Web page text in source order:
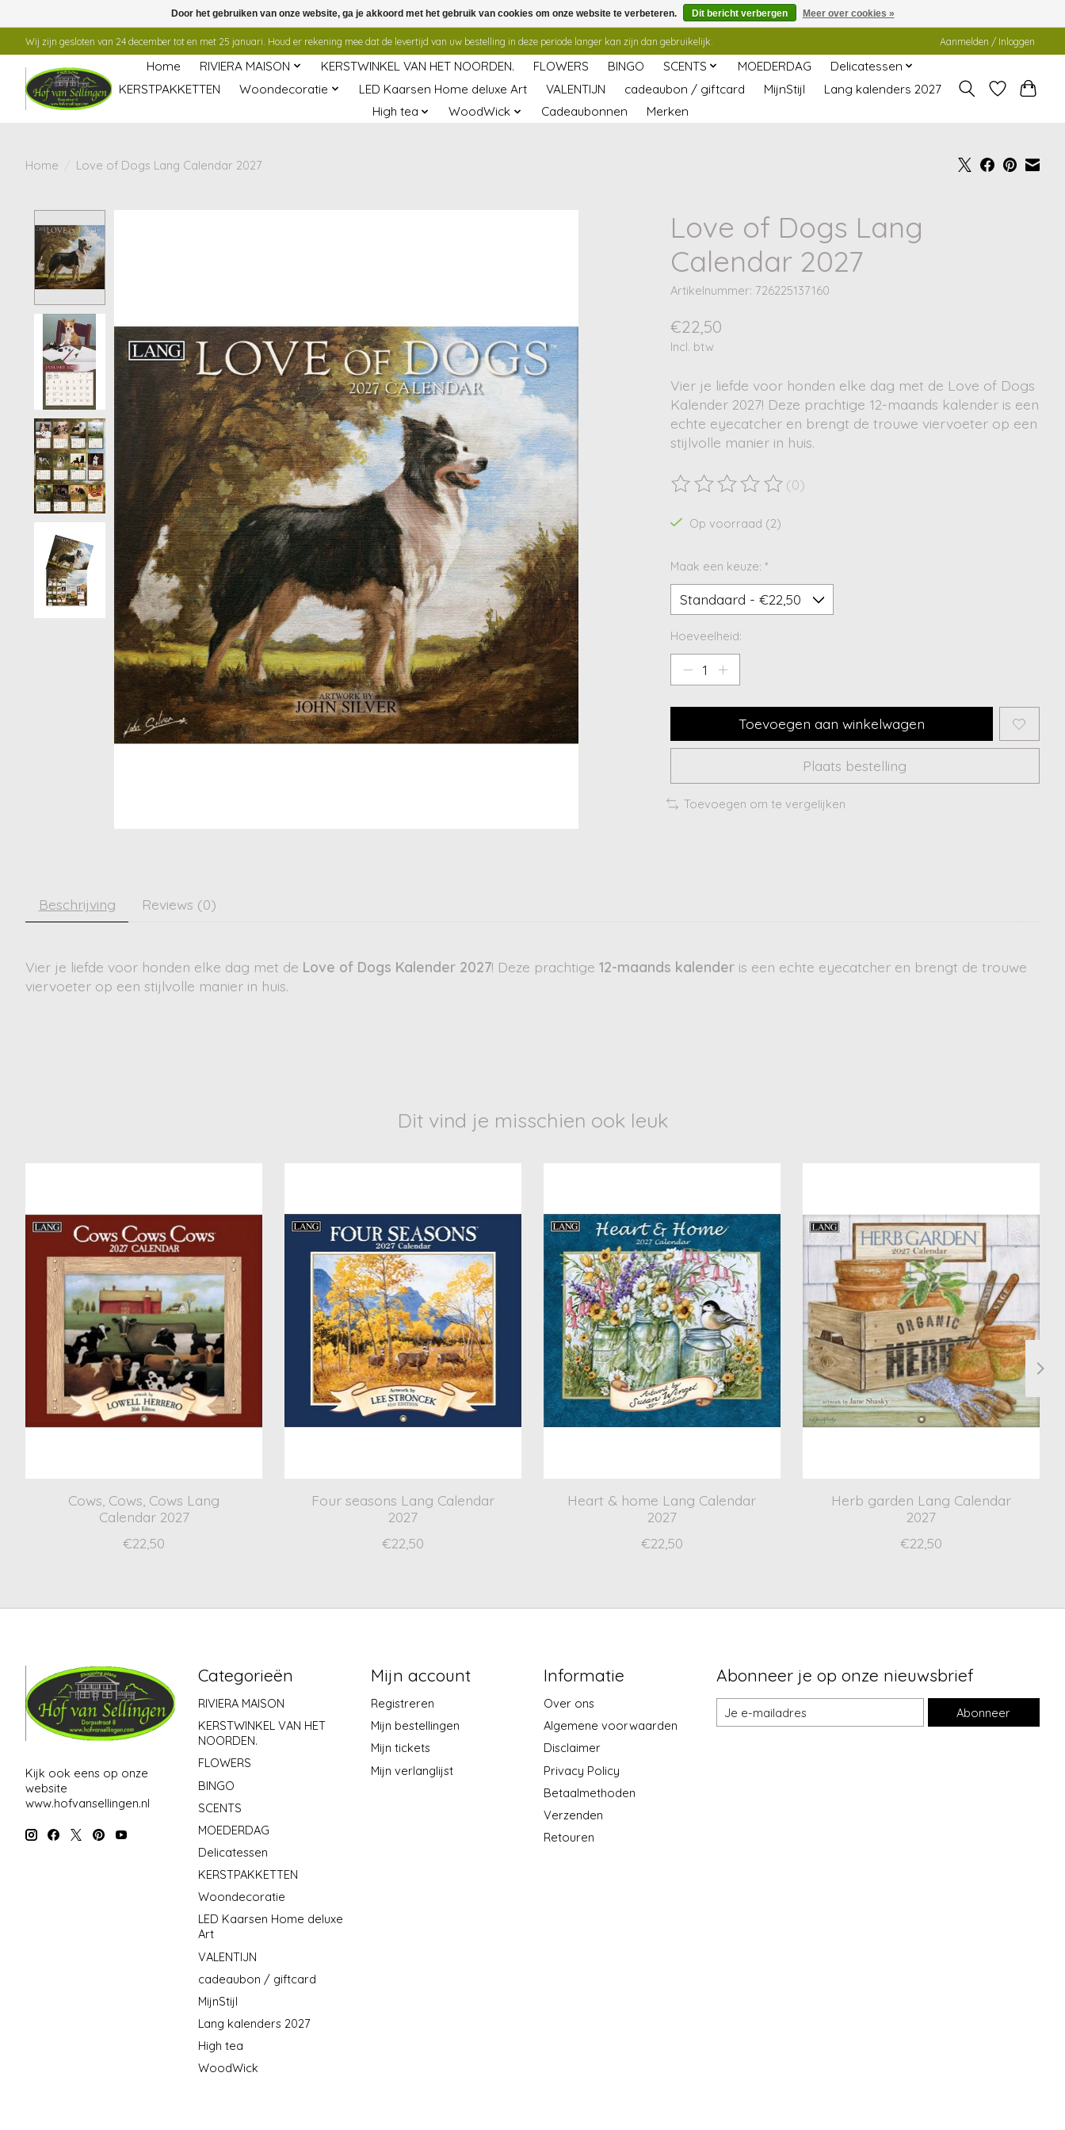
Wij zijn gesloten van 24 december tot en met 25 januari. Houd er rekening mee dat de levertijd van uw bestelling in deze periode langer kan zijn dan gebruikelijk. Aanmelden / Inloggen
Home RIVIERA MAISON KERSTWINKEL VAN HET NOORDEN. FLOWERS BINGO SCENTS MOEDERDAG
Delicatessen
KERSTPAKKETTEN
Woondecoratie LED Kaarsen Home deluxe Art VALENTIJN cadeaubon / giftcard MijnStijl
Lang kalenders 2027
High tea
WoodWick Cadeaubonnen Merken
Home Love of Dogs Lang Calendar 2027
Love of Dogs Lang
Calendar 2027
Artikelnummer: 726225137160
€22,50
Incl. btw
Vier je liefde voor honden elke dag met de Love of Dogs
Kalender 2027! Deze prachtige 12-maands kalender is een
echte eyecatcher en brengt de trouwe viervoeter op een
stijlvolle manier in huis.
De beoordeling van dit product is
(0)
Op voorraad (2)
Maak een keuze: *
Hoeveelheid:
Toevoegen aan winkelwagen
Plaats bestelling
Toevoegen om te vergelijken
Beschrijving Reviews (0)
Vier je liefde voor honden elke dag met de Love of Dogs Kalender 2027! Deze prachtige 12-maands kalender is een echte eyecatcher en brengt de trouwe
viervoeter op een stijlvolle manier in huis.
Dit vind je misschien ook leuk
Cows, Cows, Cows Lang
Calendar 2027
€22,50
Four seasons Lang Calendar
2027
€22,50
Heart & home Lang Calendar
2027
€22,50
Herb garden Lang Calendar
2027
€22,50
Kijk ook eens op onze
website
www.hofvansellingen.nl
Categorieën
RIVIERA MAISON
KERSTWINKEL VAN HET
NOORDEN.
FLOWERS
BINGO
SCENTS
MOEDERDAG
Delicatessen
KERSTPAKKETTEN
Woondecoratie
LED Kaarsen Home deluxe
Art
VALENTIJN
cadeaubon / giftcard
MijnStijl
Lang kalenders 2027
High tea
WoodWick
Mijn account
Registreren
Mijn bestellingen
Mijn tickets
Mijn verlanglijst
Informatie
Over ons
Algemene voorwaarden
Disclaimer
Privacy Policy
Betaalmethoden
Verzenden
Retouren
Abonneer je op onze nieuwsbrief
Abonneer
Door het gebruiken van onze website, ga je akkoord met het gebruik van cookies om onze website te verbeteren. Dit bericht verbergen Meer over cookies »